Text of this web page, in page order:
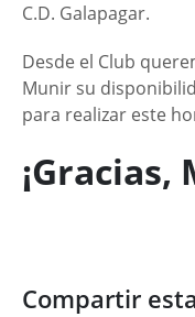
C.D. Galapagar.
Desde el Club
Munir su
para realizar este
¡Gracias,
Compartir